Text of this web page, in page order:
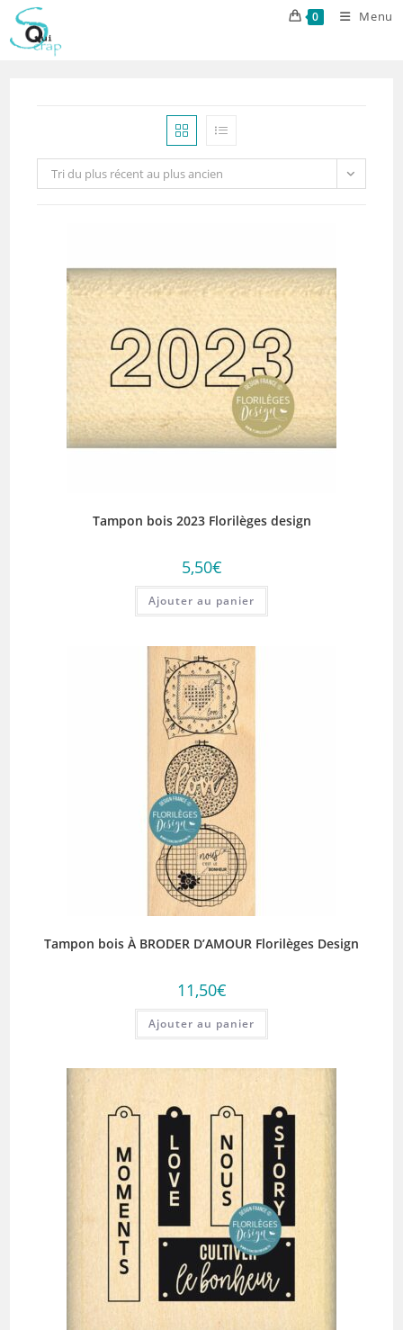
Skip
content
0 Menu
Tri du plus récent au plus ancien
Tampon bois 2023 Florilèges design
5,50€
Ajouter au panier
Tampon bois À BRODER D’AMOUR Florilèges Design
11,50€
Ajouter au panier